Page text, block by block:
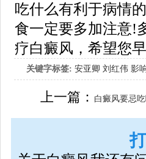
吃什么有利于病情
食一定要多加注意!
疗白癜风，希望您早
关键字标签: 安亚卿 刘红伟 影
女生应该如何治疗呢
上一篇： 白癜风要忌